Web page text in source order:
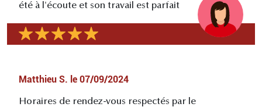
été à l'écoute et son travail est parfait
Matthieu S. le 07/09/2024
Horaires de rendez-vous respectés par le